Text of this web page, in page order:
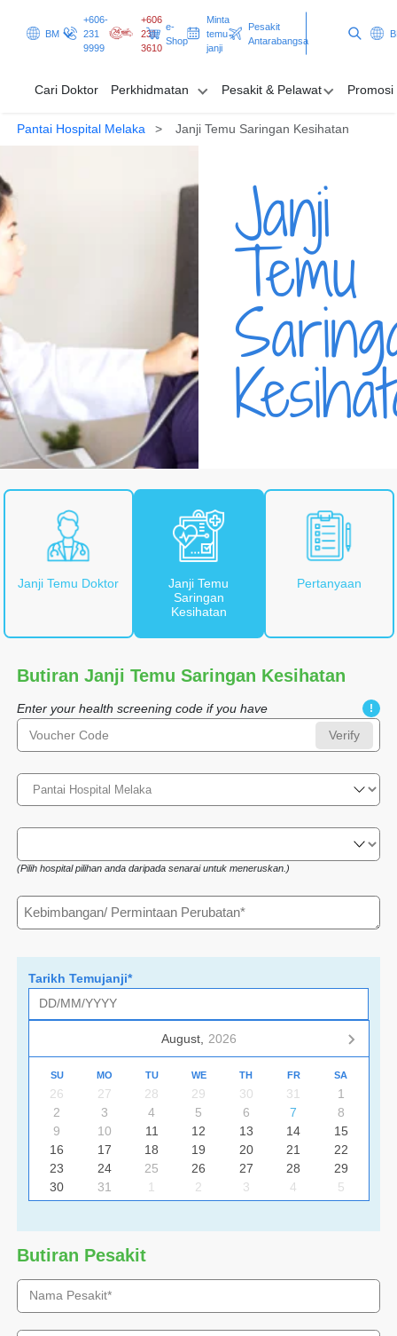
BM
+606-
231
9999
+606
231
3610
e-
Shop
Minta
temu
janji
Pesakit
Antarabangsa
Cari Doktor Perkhidmatan Pesakit & Pelawat
Cari Doktor
Pesakit & Pelawat
Minta temu janji Pesakit Antarabangsa
Pantai Hospital Melaka Janji Temu Saringan Kesihatan
Janji
Temu
Janji Temu Doktor
Janji Temu
Saringan
Kesihatan
Pertanyaan
Butiran Janji Temu Saringan Kesihatan
Enter your health screening code if you have
Verify
!
(Pilih hospital pilihan anda daripada senarai untuk meneruskan.)
Tarikh Temujanji*
August, 2026
SU MO TU WE TH FR SA
26 27 28 29 30 31
1
2
3 4 5 6 7
8
9
10 11 12 13 14
15
16
17 18 19 20 21
22
23
24 25 26 27 28
29
30
31 1 2 3 4 5
Butiran Pesakit